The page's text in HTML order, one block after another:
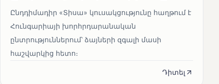
Ընդդիմադիր «Տիսա» կուսակցությունը հաղթում է
Հունգարիայի խորհրդարանական
ընտրություններում՝ ձայների զգալի մասի
հաշվարկից հետո։
Դիտել